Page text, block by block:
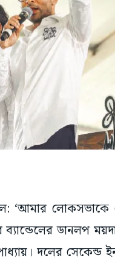
‘আমার
ব্যান্ডেলের ডানলপ
দলের সেকেন্ড